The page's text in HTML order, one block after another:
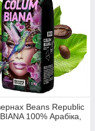
Beans Republic
100% Арабіка,